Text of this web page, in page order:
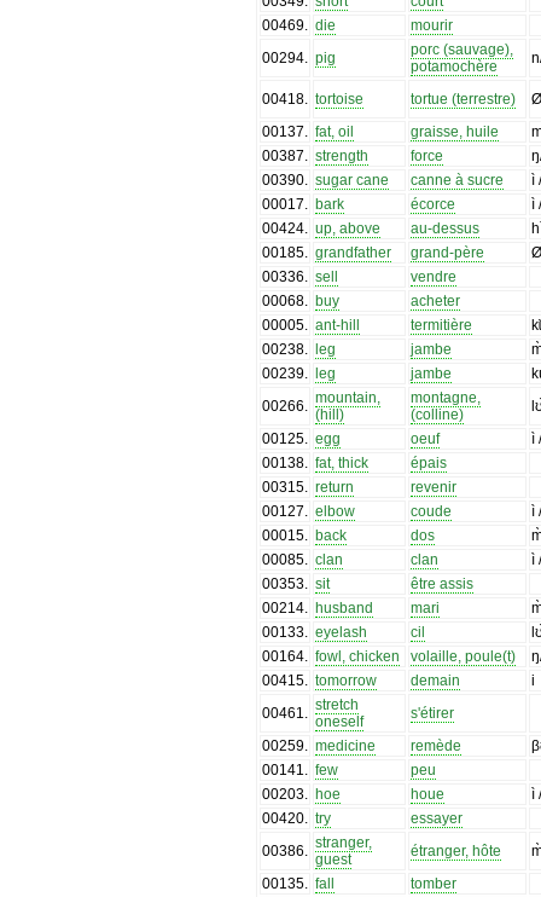
00469. die
mourir
00294. pig
porc (sauvage),
potamochère
00418. tortoise tortue (terrestre)
00137. fat, oil graisse, huile
00387. strength force
00390. sugar cane canne à sucre
ì
00017. bark écorce
ì
00424. up, above au-dessus
00185. grandfather grand-père
00336. sell
vendre
00068. buy
acheter
00005. ant-hill termitière
00238. leg jambe
00239. leg jambe
00266. mountain,
(hill)
montagne,
(colline)
00125. egg oeuf
ì
00138. fat, thick
épais
00315. return
revenir
00127. elbow coude
ì
00015. back dos
00085. clan clan
ì
00353. sit
être assis
00214. husband mari
00133. eyelash cil
00164. fowl, chicken volaille, poule(t)
00415. tomorrow demain
i
00461. stretch
oneself
s'étirer
00259. medicine remède
00141. few
peu
00203. hoe houe
ì
00420. try
essayer
00386. stranger,
guest
étranger, hôte
00135. fall
tomber